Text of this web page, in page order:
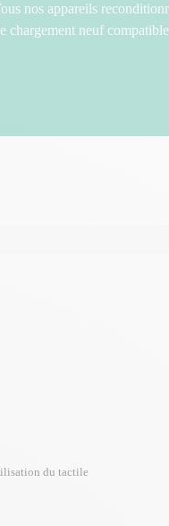
nos appareils
chargement neuf
du tactile